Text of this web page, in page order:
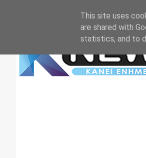
This site uses
are shared with
statistics, and to